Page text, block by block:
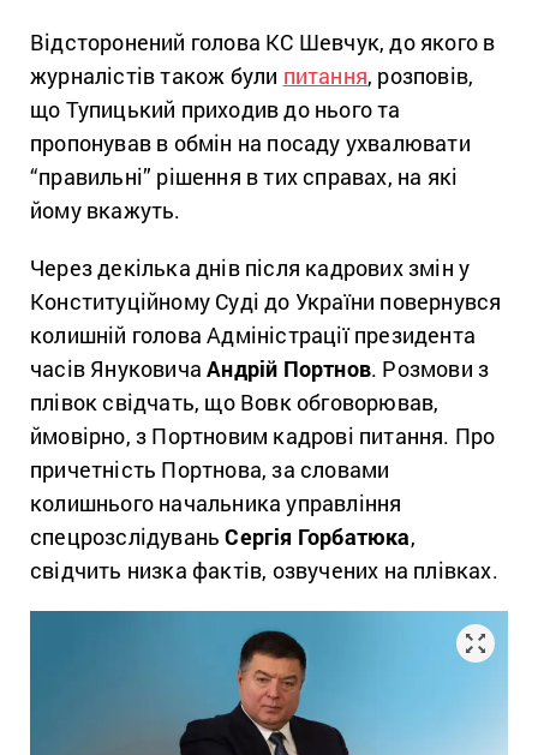
Відсторонений голова КС Шевчук, до якого в
журналістів також були питання, розповів,
що Тупицький приходив до нього та
пропонував в обмін на посаду ухвалювати
“правильні” рішення в тих справах, на які
йому вкажуть.
Через декілька днів після кадрових змін у
Конституційному Суді до України повернувся
колишній голова Адміністрації президента
часів ЯнуковичаАндрій Портнов. Розмови з
плівок свідчать, що Вовк обговорював,
ймовірно, з Портновим кадрові питання. Про
причетність Портнова, за словами
колишнього начальника управління
спецрозслідуваньСергія Горбатюка,
свідчить низка фактів, озвучених на плівках.